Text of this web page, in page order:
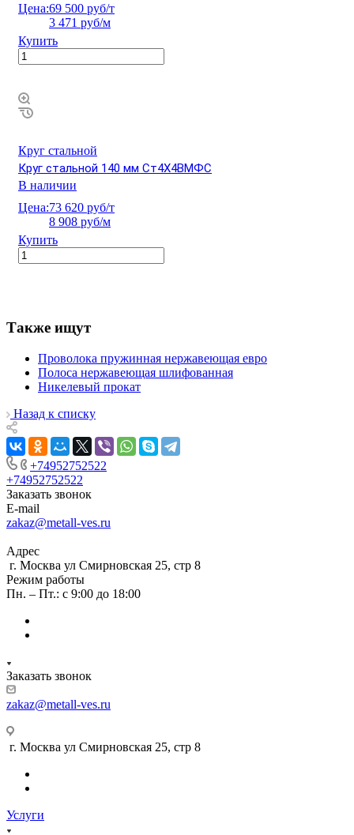
Цена:69 500 руб/т
3 471 руб/м
Купить
Круг стальной
Круг стальной 140 мм Ст4Х4ВМФС
В наличии
Цена:73 620 руб/т
8 908 руб/м
Купить
Также ищут
Проволока пружинная нержавеющая евро
Полоса нержавеющая шлифованная
Никелевый прокат
Назад к списку
+74952752522
+74952752522
Заказать звонок
E-mail
zakaz@metall-ves.ru
Адрес
г. Москва ул Смирновская 25, стр 8
Режим работы
Пн. – Пт.: с 9:00 до 18:00
Заказать звонок
zakaz@metall-ves.ru
г. Москва ул Смирновская 25, стр 8
Услуги